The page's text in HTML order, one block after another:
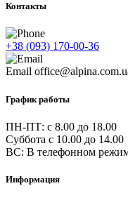
Контакты
+38 (093) 170-00-36
Email
График работы
ПН-ПТ: c 8.00 до 18.00
Суббота с 10.00 до 14.00
ВС: В телефонном
Информация